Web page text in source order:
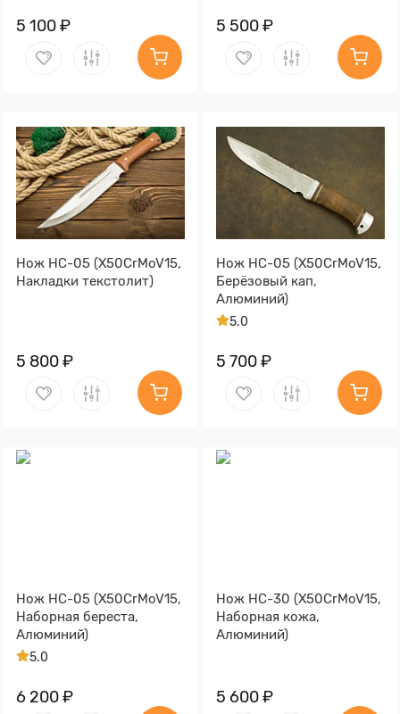
5 100 ₽ 5 500 ₽
Нож НС-05 (X50CrMoV15,
Накладки текстолит)
5 800 ₽
Нож НС-05 (X50CrMoV15,
Берёзовый кап,
Алюминий)
5.0
5 700 ₽
Нож НС-05 (X50CrMoV15,
Наборная береста,
Алюминий)
5.0
6 200 ₽
Нож НС-30 (X50CrMoV15,
Наборная кожа,
Алюминий)
5 600 ₽